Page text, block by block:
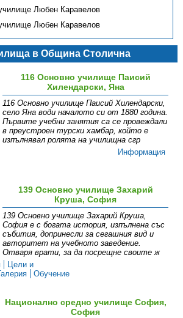
Любен Каравелов
Любен Каравелов
в Община Столична
116 Основно училище Паисий
Хилендарски, Яна
116 Основно училище Паисий Хилендарски,
село Яна води началото си от 1880 година.
Първите учебни занятия са се провеждали
в преустроен турски хамбар, който е
изпълнявал ролята на училищна сгр
Информация
139 Основно училище Захарий
Круша, София
139 Основно училище Захарий Круша,
София е с богата история, изпълнена със
събития, допринесли за сегашния вид и
авторитет на учебното заведение.
Отваря врати, за да посрещне своите ж
Цели и
Обучение
Национално средно училище София,
София